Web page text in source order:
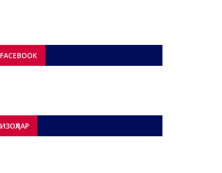
FACEBOOK
ИЗОҲЛАР